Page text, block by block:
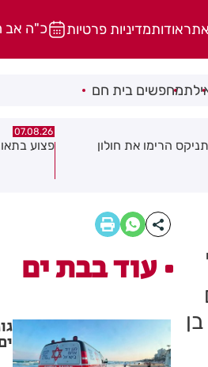
אתראודותמדיניות פרטיות כ"ה אב
מחפשים בית חם
אופנוע במרכז חולון
07.08.26
גופה
עוד בבת ים